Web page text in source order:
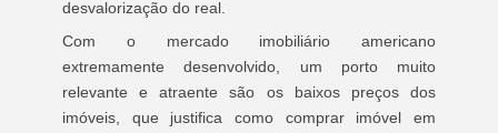
desvalorização do real.
Com o mercado imobiliário americano
extremamente desenvolvido, um porto muito
relevante e atraente são os baixos preços dos
imóveis, que justifica como comprar imóvel em